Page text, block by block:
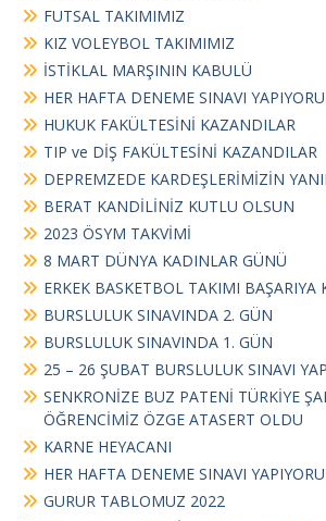
FUTSAL TAKIMIMIZ
KIZ VOLEYBOL TAKIMIMIZ
İSTİKLAL MARŞININ KABULÜ
HER HAFTA DENEME SINAVI
HUKUK FAKÜLTESİNİ KAZANDILAR
TIP ve DİŞ FAKÜLTESİNİ KAZANDILAR
DEPREMZEDE KARDEŞLERİMİZİN
BERAT KANDİLİNİZ KUTLU OLSUN
2023 ÖSYM TAKVİMİ
8 MART DÜNYA KADINLAR GÜNÜ
ERKEK BASKETBOL TAKIMI BAŞARIYA
BURSLULUK SINAVINDA 2. GÜN
BURSLULUK SINAVINDA 1. GÜN
25 – 26 ŞUBAT BURSLULUK SINAVI
SENKRONİZE BUZ PATENİ TÜRKİYE
ÖĞRENCİMİZ ÖZGE ATASERT OLDU
KARNE HEYACANI
HER HAFTA DENEME SINAVI
GURUR TABLOMUZ 2022